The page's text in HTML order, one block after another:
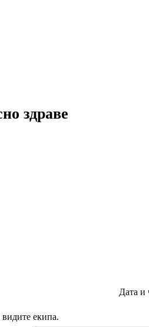
здраве
Дата и
видите екипа.